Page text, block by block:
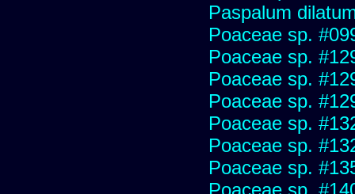
Paspalum
Poaceae sp.
Poaceae sp.
Poaceae sp.
Poaceae sp.
Poaceae sp.
Poaceae sp.
Poaceae sp.
Poaceae sp.